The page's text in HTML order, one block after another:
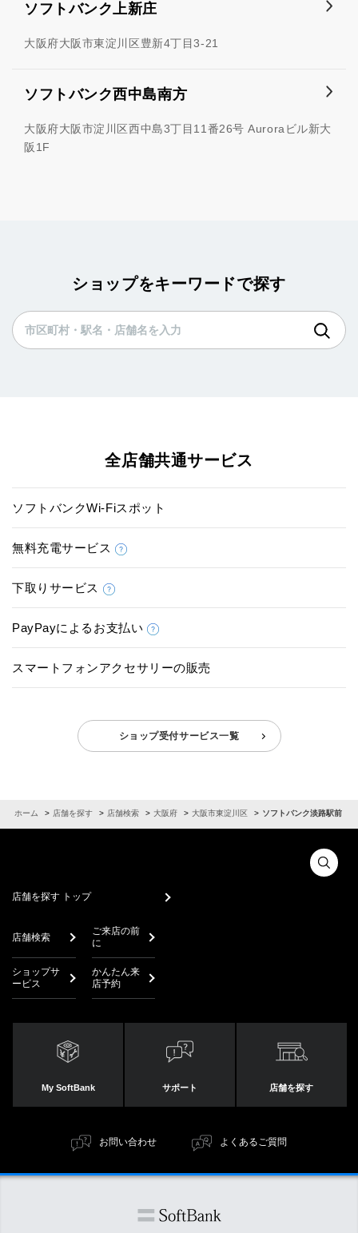
ソフトバンク上新庄
大阪府大阪市東淀川区豊新4丁目3-21
ソフトバンク西中島南方
大阪府大阪市淀川区西中島3丁目11番26号 Auroraビル新大
阪1F
ショップをキーワードで探す
全店舗共通サービス
ソフトバンクWi-Fiスポット
無料充電サービス
下取りサービス
PayPayによるお支払い
スマートフォンアクセサリーの販売
ショップ受付サービス一覧
ホーム 店舗を探す 店舗検索 大阪府 大阪市東淀川区 ソフトバンク淡路駅前
店舗を探す トップ
店舗検索
ご来店の前
に
ショップサ
ービス
かんたん来
店予約
My SoftBank サポート 店舗を探す
お問い合わせ よくあるご質問